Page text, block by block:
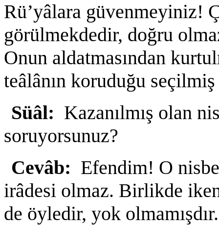
Rü’yâlara güvenmeyiniz!
görülmekdedir, doğru
Onun aldatmasından
teâlânın koruduğu
Süâl: Kazanılmış olan
soruyorsunuz?
Cevâb: Efendim! O
irâdesi olmaz. Birlikde
de öyledir, yok